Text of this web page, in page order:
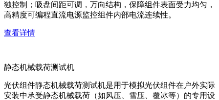
独控制；吸盘间距可调，万向结构，保障组件表面受力均匀，
高精度可编程直流电源监控组件内部电流连续性。
查看详情
静态机械载荷测试机
光伏组件静态机械载荷测试机是用于模拟光伏组件在户外实际
安装中承受静态机械载荷（如风压、雪压、覆冰等）的专用设